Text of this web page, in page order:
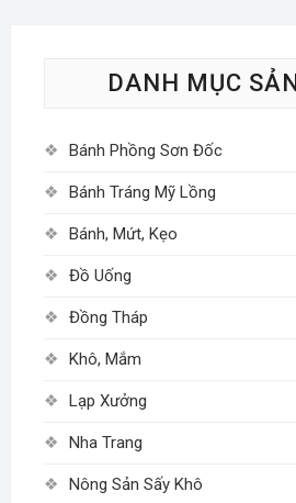
chọn
được
chọn
trang
DANH MỤC
Bánh Phồng Sơn Đốc
Bánh Tráng Mỹ Lồng
Bánh, Mứt, Kẹo
Đồ Uống
Đồng Tháp
Khô, Mắm
Lạp Xưởng
Nha Trang
Nông Sản Sấy Khô